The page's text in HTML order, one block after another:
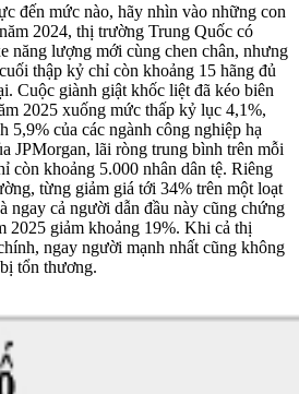
đến mức nào, hãy nhìn vào những con
2024, thị trường Trung Quốc có
năng lượng mới cùng chen chân, nhưng
thập kỷ chỉ còn khoảng 15 hãng đủ
Cuộc giành giật khốc liệt đã kéo biên
2025 xuống mức thấp kỷ lục 4,1%,
5,9% của các ngành công nghiệp hạ
JPMorgan, lãi ròng trung bình trên mỗi
còn khoảng 5.000 nhân dân tệ. Riêng
từng giảm giá tới 34% trên một loạt
ngay cả người dẫn đầu này cũng chứng
2025 giảm khoảng 19%. Khi cả thị
ngay người mạnh nhất cũng không
tổn thương.